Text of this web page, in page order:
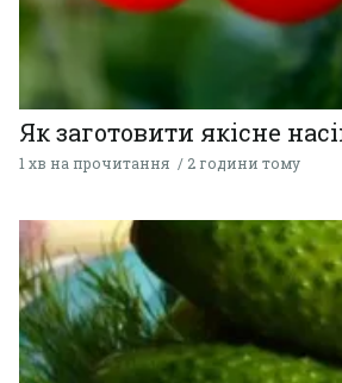
Як заготовити якісне
1 хв на прочитання 2 години тому